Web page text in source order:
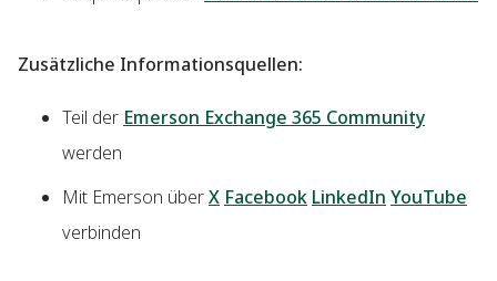
Zusätzliche Informationsquellen:
Teil der Emerson Exchange 365 Community
werden
Mit Emerson überX Facebook LinkedIn YouTube
verbinden